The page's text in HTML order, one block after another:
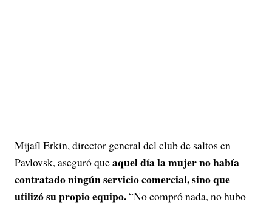
Mijaíl Erkin, director general del club de saltos en
Pavlovsk, aseguró queaquel día la mujer no había
contratado ningún servicio comercial, sino que
utilizó su propio equipo.“No compró nada, no hubo